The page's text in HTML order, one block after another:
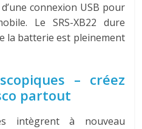
connexion USB pour
Le SRS-XB22 dure
la batterie est pleinement
– créez
partout
intègrent à nouveau